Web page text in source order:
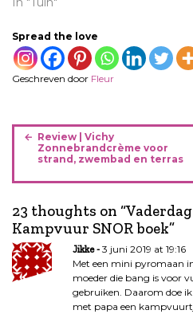
Spread the love
Geschreven door Fleur
B
i
h
t
n
a
Review | Vichy
Zonnebrandcrème voor
strand, zwembad en terras
23 thoughts on “
Kampvuur SNOR boek”
Jikke
3 juni 2019 at 19:16
Met een mini pyromaan
moeder die bang is voor
gebruiken. Daarom doe
met papa een